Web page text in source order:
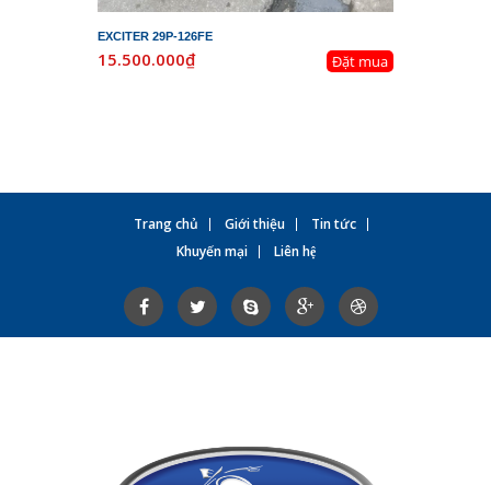
EXCITER 29P-126FE
15.500.000₫ Đặt mua
Trang chủ Giới thiệu
Tin tức
Khuyến mại
Liên hệ